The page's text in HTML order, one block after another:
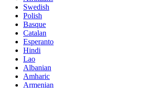
Swedish
Polish
Basque
Catalan
Esperanto
Hindi
Lao
Albanian
Amharic
Armenian